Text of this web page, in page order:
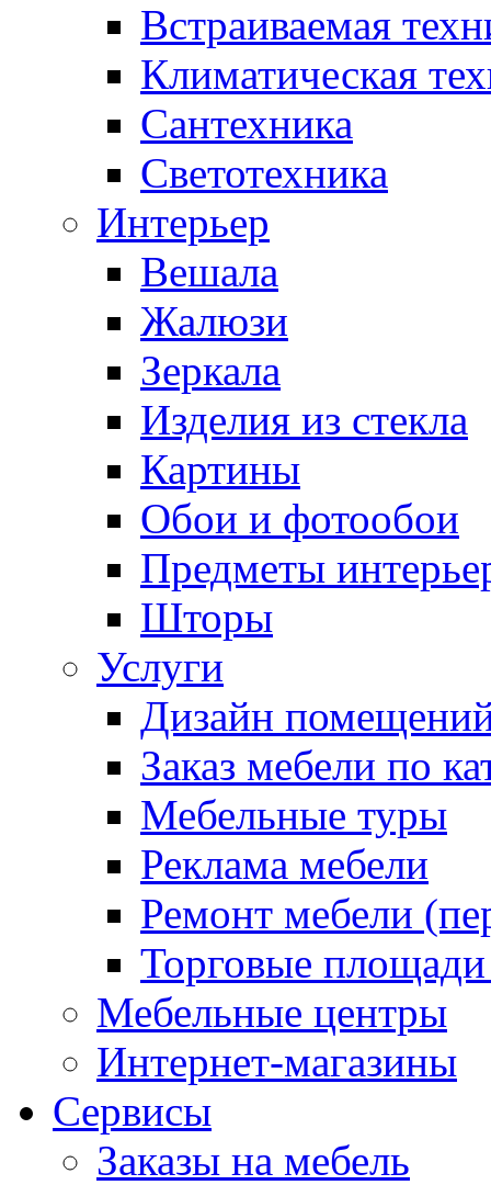
Встраиваемая
Климатическая
Сантехника
Светотехника
Интерьер
Вешала
Жалюзи
Зеркала
Изделия из стекла
Картины
Обои и фотообои
Предметы
Шторы
Услуги
Дизайн
Заказ мебели по
Мебельные туры
Реклама мебели
Ремонт мебели
Торговые
Мебельные центры
Интернет-магазины
Сервисы
Заказы на мебель